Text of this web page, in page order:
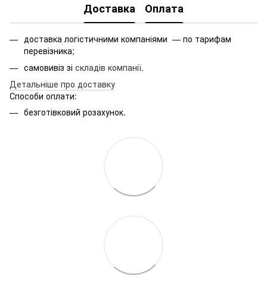
Доставка Оплата
доставка логістичними компаніями — по тарифам
перевізника;
самовивіз зі складів компанії.
Детальніше про доставку
Способи оплати:
безготівковий розахунок.